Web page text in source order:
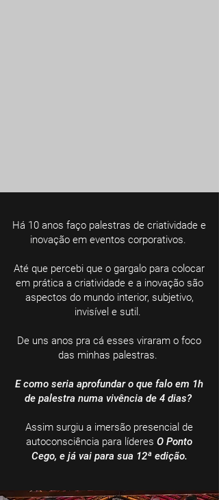
Há 10 anos faço palestras de criatividade e
inovação em eventos corporativos.
Até que percebi que o gargalo para colocar
em prática a criatividade e a inovação são
aspectos do mundo interior, subjetivo,
invisível e sutil.
De uns anos pra cá esses viraram o foco
das minhas palestras.
E como seria aprofundar o que falo em 1h
de palestra numa vivência de 4 dias?
Assim surgiu a imersão presencial de
autoconsciência para líderes O Ponto
Cego, e já vai para sua 12ª edição.